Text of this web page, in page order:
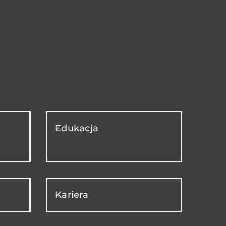
Edukacja
Kariera